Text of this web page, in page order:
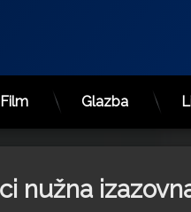
Film Glazba
nužna